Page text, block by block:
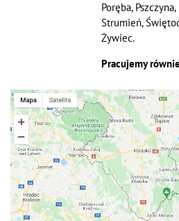
Poręba,
Strumień,
Żywiec.
Pracujemy